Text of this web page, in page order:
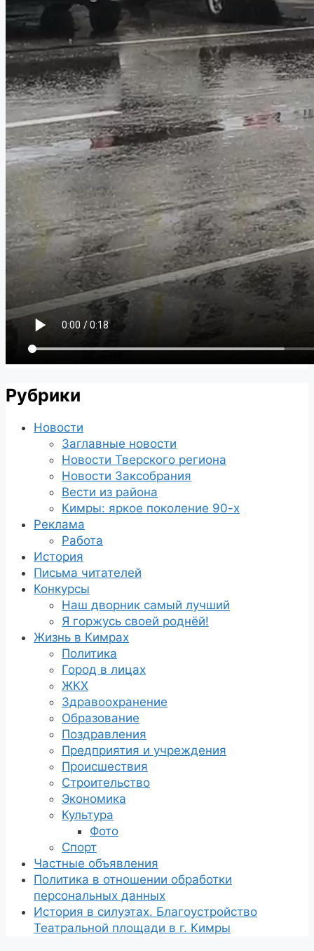
Рубрики
Новости
Заглавные новости
Новости Тверского региона
Новости Заксобрания
Вести из района
Кимры: яркое поколение 90-х
Реклама
Работа
История
Письма читателей
Конкурсы
Наш дворник самый лучший
Я горжусь своей роднёй!
Жизнь в Кимрах
Политика
Город в лицах
ЖКХ
Здравоохранение
Образование
Поздравления
Предприятия и учреждения
Происшествия
Строительство
Экономика
Культура
Фото
Спорт
Частные объявления
Политика в отношении обработки
персональных данных
История в силуэтах. Благоустройство
Театральной площади в г. Кимры